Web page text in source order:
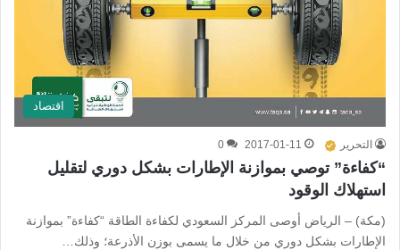
اقتصاد
التحرير 2017-01-11
0
“كفاءة” توصي بموازنة الإطارات بشكل دوري لتقليل
استهلاك الوقود
(مكة) – الرياض أوصى المركز السعودي لكفاءة الطاقة “كفاءة” بموازنة
الإطارات بشكل دوري من خلال ما يسمى بوزن الأذرعة؛ وذلك…